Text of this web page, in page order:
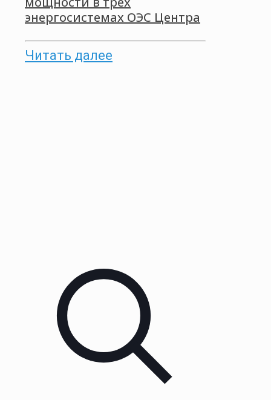
энергосистемах ОЭС Центра
Читать далее